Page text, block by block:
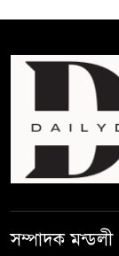
সম্পাদক মন্ডলী